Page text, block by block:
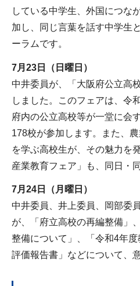
している中学生、外国につな
加し、同じ言葉を話す中学生
ーラムです。
7月23日（日曜日）
中井委員が、「大阪府公立高
しました。このフェアは、令
府内の公立高校等が一堂に会
178校が参加します。また、
を学ぶ高校生が、その魅力を
産業教育フェア」も、同日・
7月24日（月曜日）
中井委員、井上委員、岡部委
が、「府立高校の再編整備」
整備について」、「令和4年
評価報告書」などについて、